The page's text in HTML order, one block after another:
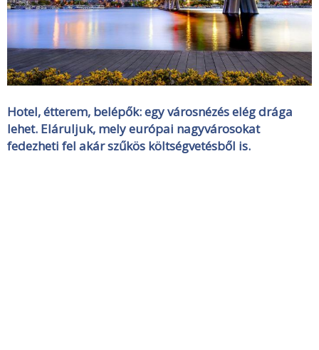
Hotel, étterem, belépők: egy városnézés elég drága
lehet. Eláruljuk, mely európai nagyvárosokat
fedezheti fel akár szűkös költségvetésből is.